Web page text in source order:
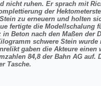
nicht ruhen. Er sprach mit
der
zu erneuern und holten
fertigte die Modellschalung
Beton nach den Maßen der
schwere Stein
gaben die Akteure
84,8 der Bahn AG auf.
Tasche.